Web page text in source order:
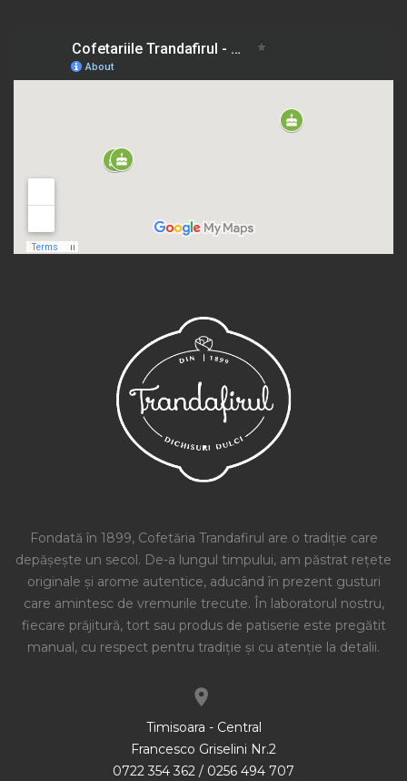
Fondată în 1899, Cofetăria Trandafirul are o tradiție care
depășește un secol. De-a lungul timpului, am păstrat rețete
originale și arome autentice, aducând în prezent gusturi
care amintesc de vremurile trecute. În laboratorul nostru,
fiecare prăjitură, tort sau produs de patiserie este pregătit
manual, cu respect pentru tradiție și cu atenție la detalii.
Timisoara - Central
Francesco Griselini Nr.2
0722 354 362 / 0256 494 707